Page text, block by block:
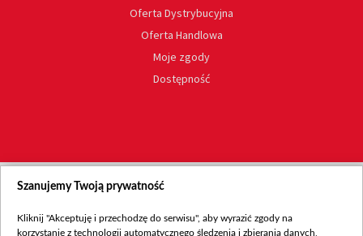
Oferta Dystrybucyjna
Oferta Handlowa
Moje zgody
Dostępność
Szanujemy Twoją prywatność
Kliknij "Akceptuję i przechodzę do serwisu", aby wyrazić zgody na
korzystanie z technologii automatycznego śledzenia i zbierania danych,